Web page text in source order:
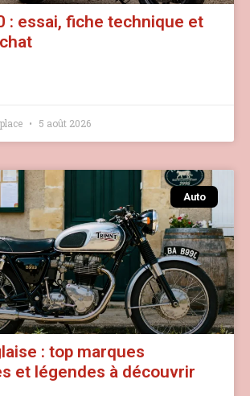
: essai, fiche technique et
5 août 2026
Auto
: top marques
et légendes à découvrir